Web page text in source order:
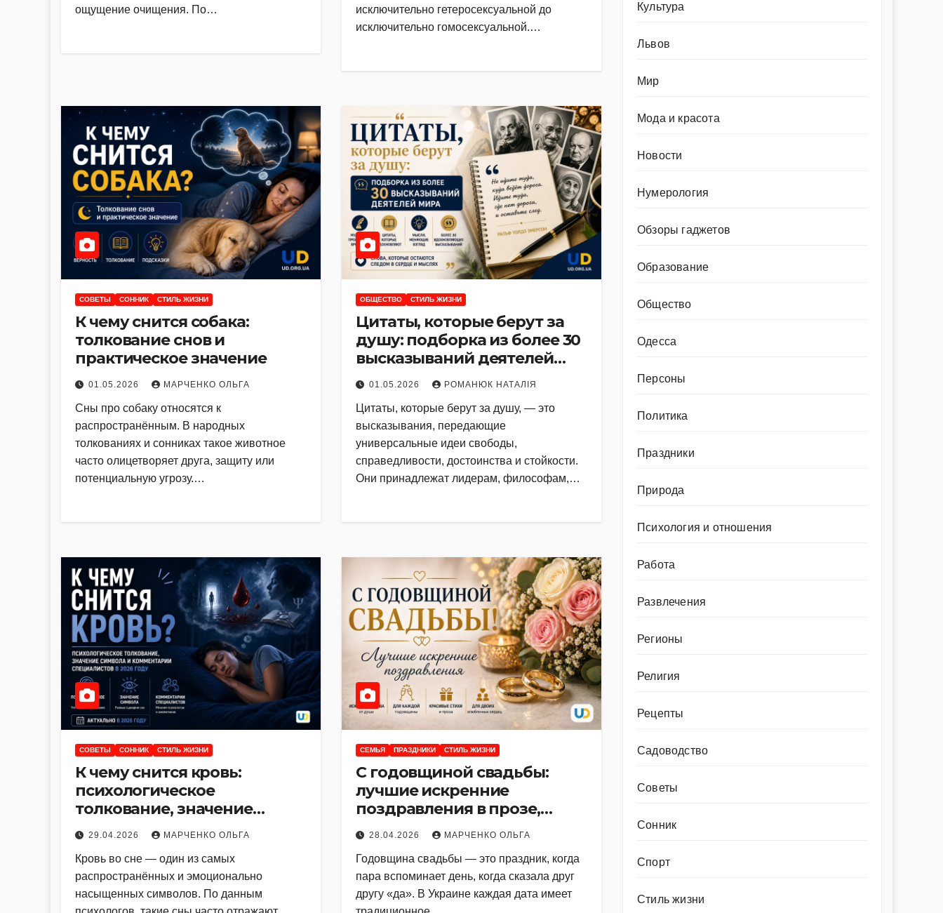
ощущение очищения. По…
исключительно гетеросексуальной до
исключительно гомосексуальной.…
СОВЕТЫ СОННИК СТИЛЬ ЖИЗНИ
К чему снится собака:
толкование снов и
практическое значение
01.05.2026 МАРЧЕНКО ОЛЬГА
Сны про собаку относятся к
распространённым. В народных
толкованиях и сонниках такое животное
часто олицетворяет друга, защиту или
потенциальную угрозу.…
ОБЩЕСТВО СТИЛЬ ЖИЗНИ
Цитаты, которые берут за
душу: подборка из более 30
высказываний деятелей
мира
01.05.2026 РОМАНЮК НАТАЛІЯ
Цитаты, которые берут за душу, — это
высказывания, передающие
универсальные идеи свободы,
справедливости, достоинства и стойкости.
Они принадлежат лидерам, философам,…
СОВЕТЫ СОННИК СТИЛЬ ЖИЗНИ
К чему снится кровь:
психологическое
толкование, значение
символа и комментарии
специалистов в 2026 году
29.04.2026 МАРЧЕНКО ОЛЬГА
Кровь во сне — один из самых
распространённых и эмоционально
насыщенных символов. По данным
CЕМЬЯ ПРАЗДНИКИ СТИЛЬ ЖИЗНИ
С годовщиной свадьбы:
лучшие искренние
поздравления в прозе,
стихах и для разных
близких
28.04.2026 МАРЧЕНКО ОЛЬГА
Годовщина свадьбы — это праздник, когда
пара вспоминает день, когда сказала друг
другу «да». В Украине каждая дата имеет
Культура
Львов
Мир
Мода и красота
Новости
Нумерология
Обзоры гаджетов
Образование
Общество
Одесса
Персоны
Политика
Праздники
Природа
Психология и отношения
Работа
Развлечения
Регионы
Религия
Рецепты
Садоводство
Советы
Сонник
Спорт
Стиль жизни